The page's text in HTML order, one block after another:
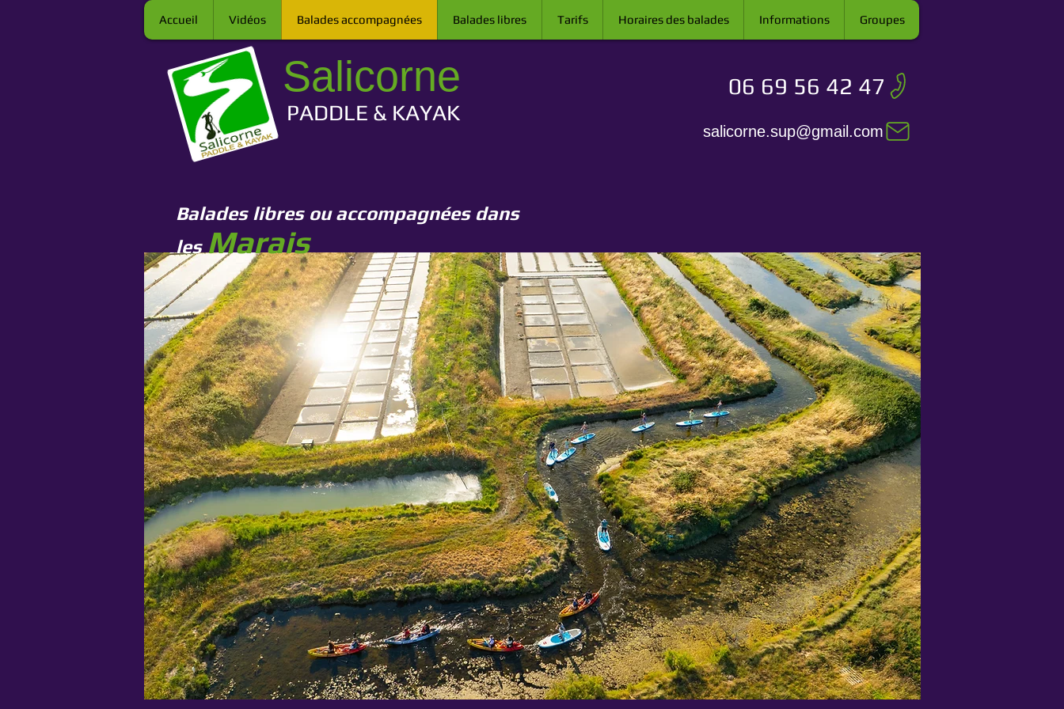
Accueil Vidéos Balades accompagnées Balades libres Tarifs Horaires des balades Informations Groupes
Salicorne
PADDLE & KAYAK
06 69 56 42 47
salicorne.sup@gmail.com
Balades libres ou accompagnées dans
les Marais
Façonnés par la nature puis aménagés par l'homme dés le moyen âge, les marais souvent méconnus, occupent
pourtant une place unique sur notre territoire.
On a peine à envisager aujourd'hui, en ces lieux en parti abandonnés, à quel point la récolte du sel fit la richesse de
l'île. En parcourant ces espaces,on découvre tout un patrimoine, mais également un écosystèmes unique riches de
plantes et d'animaux adaptés au milieu salin.Animés par le flux et reflux de la mer, les chenaux forment un vaste
réseau hydraulique, qui s'enfonce au plus profond des terres et "donne à boire" aux marais dont certains retrouvent
enfin une activité salicole.
Les marais, un environnement unique.